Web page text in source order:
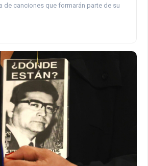
de canciones que formarán parte de su